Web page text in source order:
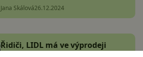
Jana Skálová26.12.2024
Řidiči, LIDL má ve výprodeji